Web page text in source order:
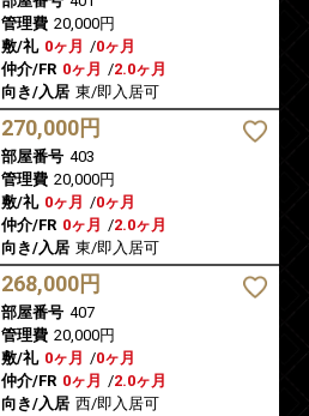
管理費 20,000円
敷/礼 0ヶ月 /0ヶ月
仲介/FR 0ヶ月 /2.0ヶ月
向き/入居 東/即入居可
270,000円
部屋番号 403
管理費 20,000円
敷/礼 0ヶ月 /0ヶ月
仲介/FR 0ヶ月 /2.0ヶ月
向き/入居 東/即入居可
268,000円
部屋番号 407
管理費 20,000円
敷/礼 0ヶ月 /0ヶ月
仲介/FR 0ヶ月 /2.0ヶ月
向き/入居 西/即入居可